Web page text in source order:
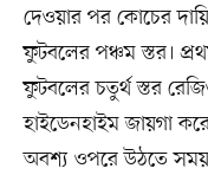
দেওয়ার পর কোচের
ফুটবলের পঞ্চম স্তর।
ফুটবলের চতুর্থ স্তর
হাইডেনহাইম জায়গা
অবশ্য ওপরে উঠতে সময়